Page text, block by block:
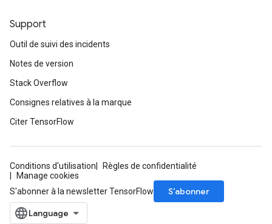
Support
Outil de suivi des incidents
Notes de version
Stack Overflow
Consignes relatives à la marque
Citer TensorFlow
Conditions d'utilisation
Règles de confidentialité
Manage cookies
S'abonner à la newsletter TensorFlow
S’abonner